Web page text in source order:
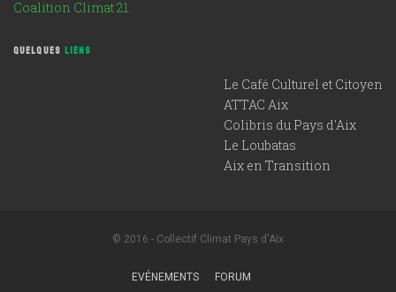
Coalition Climat 21.
QUELQUES LIENS
Le Café Culturel et Citoyen
ATTAC Aix
Colibris du Pays d'Aix
Le Loubatas
Aix en Transition
© 2016 - Collectif Climat Pays d'Aix
EVÉNEMENTS FORUM